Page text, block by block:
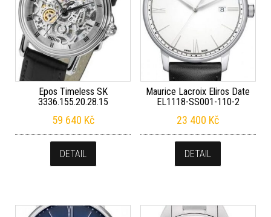
Epos Timeless SK
3336.155.20.28.15
59 640 Kč
DETAIL
Maurice Lacroix Eliros Date
EL1118-SS001-110-2
23 400 Kč
DETAIL